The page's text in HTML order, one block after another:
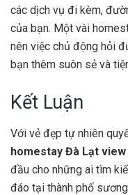
các dịch vụ đi kèm,
của bạn. Một vài
nên việc chủ động hỏi
bạn thêm suôn sẻ và
Kết Luận
Với vẻ đẹp tự nhiên
homestay Đà Lạt
đầu cho những ai tìm
đáo tại thành phố